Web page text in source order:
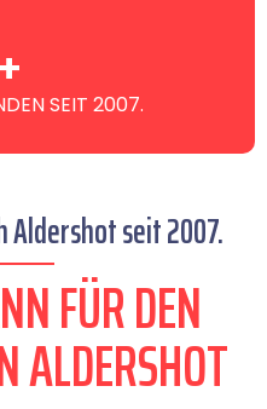
SEIT 2007.
+
Aldershot seit 2007.
FÜR DEN
ALDERSHOT